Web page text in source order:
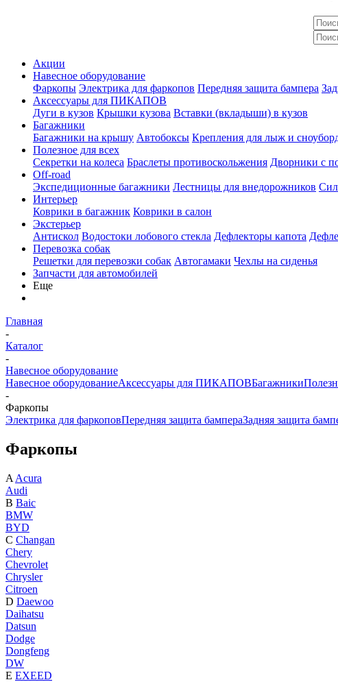
Акции
Навесное оборудование
Фаркопы Электрика для фаркопов Передняя защита бампера
Аксессуары для ПИКАПОВ
Дуги в кузов Крышки кузова Вставки (вкладыши) в кузов
Багажники
Багажники на крышу Автобоксы Крепления для лыж и
Полезное для всех
Секретки на колеса Браслеты противоскольжения Дворники с
Off-road
Экспедиционные багажники Лестницы для внедорожников
Интерьер
Коврики в багажник Коврики в салон
Экстерьер
Антискол Водостоки лобового стекла Дефлекторы капота
Перевозка собак
Решетки для перевозки собак Автогамаки Чехлы на сиденья
Запчасти для автомобилей
Еще
Главная
-
Каталог
-
Навесное оборудование
Навесное оборудованиеАксессуары для ПИКАПОВБагажники
-
Фаркопы
Электрика для фаркоповПередняя защита бампераЗадняя защита
Фаркопы
A Acura
Audi
B Baic
BMW
BYD
C Changan
Chery
Chevrolet
Chrysler
Citroen
D Daewoo
Daihatsu
Datsun
Dodge
Dongfeng
DW
E EXEED